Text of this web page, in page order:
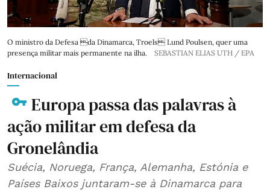
O ministro da Defesa da Dinamarca, Troels Lund Poulsen, quer uma
presença militar mais permanente na ilha.
SEBASTIAN ELIAS UTH / EPA
Internacional
Europa passa das palavras à
ação militar em defesa da
Gronelândia
Suécia, Noruega, França, Alemanha, Estónia e
Países Baixos juntaram-se à Dinamarca para